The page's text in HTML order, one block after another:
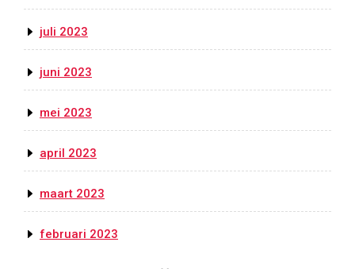
juli 2023
juni 2023
mei 2023
april 2023
maart 2023
februari 2023